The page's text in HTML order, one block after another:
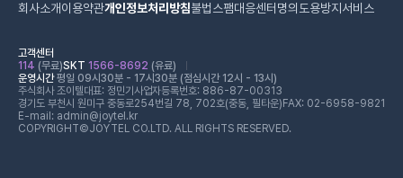
회사소개이용약관개인정보처리방침불법스팸대응센터 명의도용방지서비스
고객센터
114 (무료)SKT 1566-8692 (유료)
운영시간평일 09시30분 - 17시30분 (점심시간 12시 - 13시)
주식회사 조이텔대표: 정민기 사업자등록번호: 886-87-00313
경기도 부천시 원미구 중동로254번길 78, 702호(중동, 필타운) FAX: 02-6958-9821
E-mail: admin@joytel.kr
COPYRIGHT©JOYTEL CO.LTD. ALL RIGHTS RESERVED.